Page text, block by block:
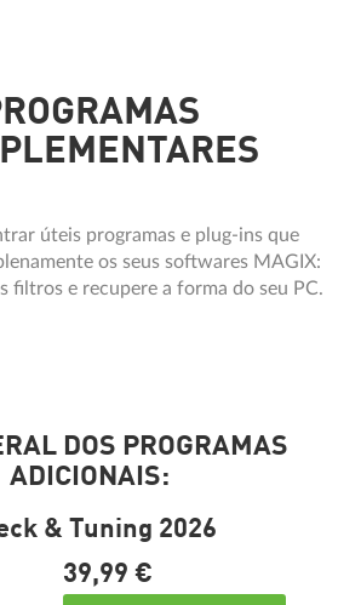
úteis programas e plug-ins que
os seus softwares MAGIX:
filtros e recupere a forma do seu PC.
DOS PROGRAMAS
ADICIONAIS:
& Tuning 2026
39,99 €